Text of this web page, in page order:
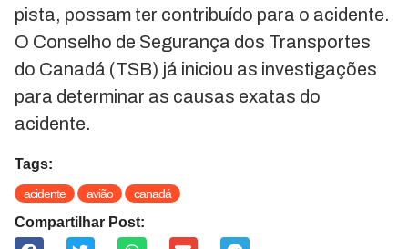
pista, possam ter contribuído para o acidente.
O Conselho de Segurança dos Transportes
do Canadá (TSB) já iniciou as investigações
para determinar as causas exatas do
acidente.
Tags:
acidente avião canadá
Compartilhar Post: